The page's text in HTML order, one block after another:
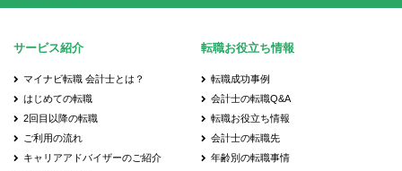
サービス紹介
マイナビ転職 会計士とは？
はじめての転職
2回目以降の転職
ご利用の流れ
キャリアアドバイザーのご紹介
転職お役立ち情報
転職成功事例
会計士の転職Q&A
転職お役立ち情報
会計士の転職先
年齢別の転職事情